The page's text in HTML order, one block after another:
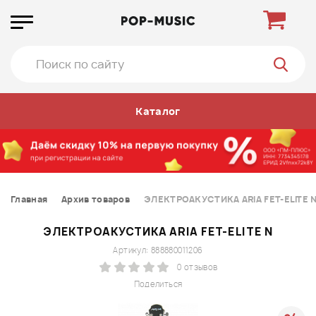
Каталог
Главная Архив товаров ЭЛЕКТРОАКУСТИКА ARIA FET-ELITE
ЭЛЕКТРОАКУСТИКА ARIA FET-ELITE N
Поделиться
Артикул: 888880011206
0 отзывов